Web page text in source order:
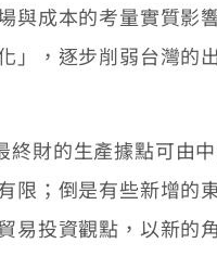
與成本的考量實質影
」，逐步削弱台灣的
財的生產據點可由中
限；倒是有些新增
易投資觀點，以新的